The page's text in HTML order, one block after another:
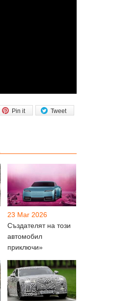
Tweet
Pin it
23 Mar 2026
Създателят на този
автомобил
приключи»